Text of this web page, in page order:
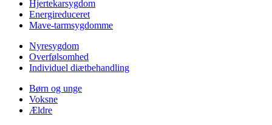
Hjertekarsygdom
Energireduceret
Mave-tarmsygdomme
Nyresygdom
Overfølsomhed
Individuel diætbehandling
Børn og unge
Voksne
Ældre